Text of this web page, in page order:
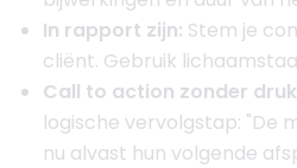
In rapport zijn: Stem je
cliënt. Gebruik
Call to action zonder
logische vervolgstap: "De
nu alvast hun volgende